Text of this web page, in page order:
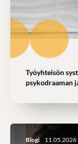
Työyhteisön
psykodraaman
Blogi 11.05.2026